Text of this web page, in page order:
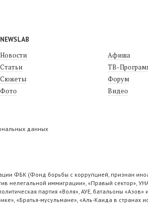
NEWSLAB
Новости
Статьи
Сюжеты
Фото
Афиша
ТВ-
Форум
Видео
данных
ФБК (Фонд борьбы с коррупцией, признан
нелегальной иммиграции», «Правый сектор»,
партия «Воля», АУЕ, батальоны
«Братья-мусульмане», «Аль-Каида в